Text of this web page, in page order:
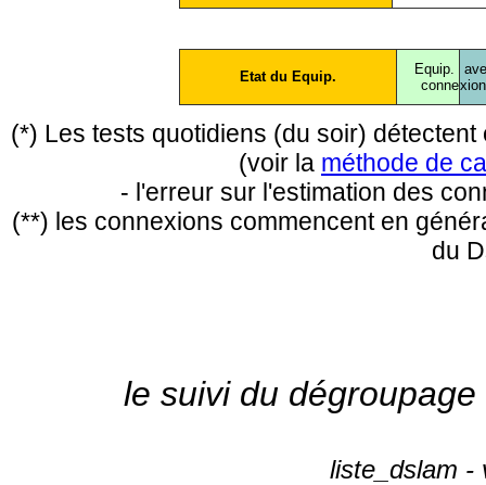
Etat du Equip.
Equip.
conne
(*) Les tests quotidiens (du soir)
(voir la méthode de
- l'erreur sur l'estimation des
(**) les connexions commencent en
du
le suivi du
liste_dslam -